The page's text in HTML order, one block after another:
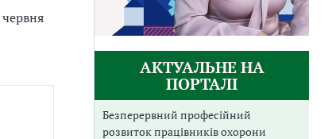
червня
АКТУАЛЬНЕ НА
ПОРТАЛІ
Безперервний професійний
розвиток працівників охорони